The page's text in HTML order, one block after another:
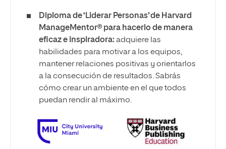
Diploma de ‘Liderar Personas’ de Harvard
ManageMentor® para hacerlo de manera
eficaz e inspiradora: adquiere las
habilidades para motivar a los equipos,
mantener relaciones positivas y orientarlos
a la consecución de resultados. Sabrás
cómo crear un ambiente en el que todos
puedan rendir al máximo.